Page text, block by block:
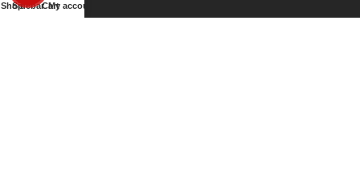
ShopSidebarCart
My account